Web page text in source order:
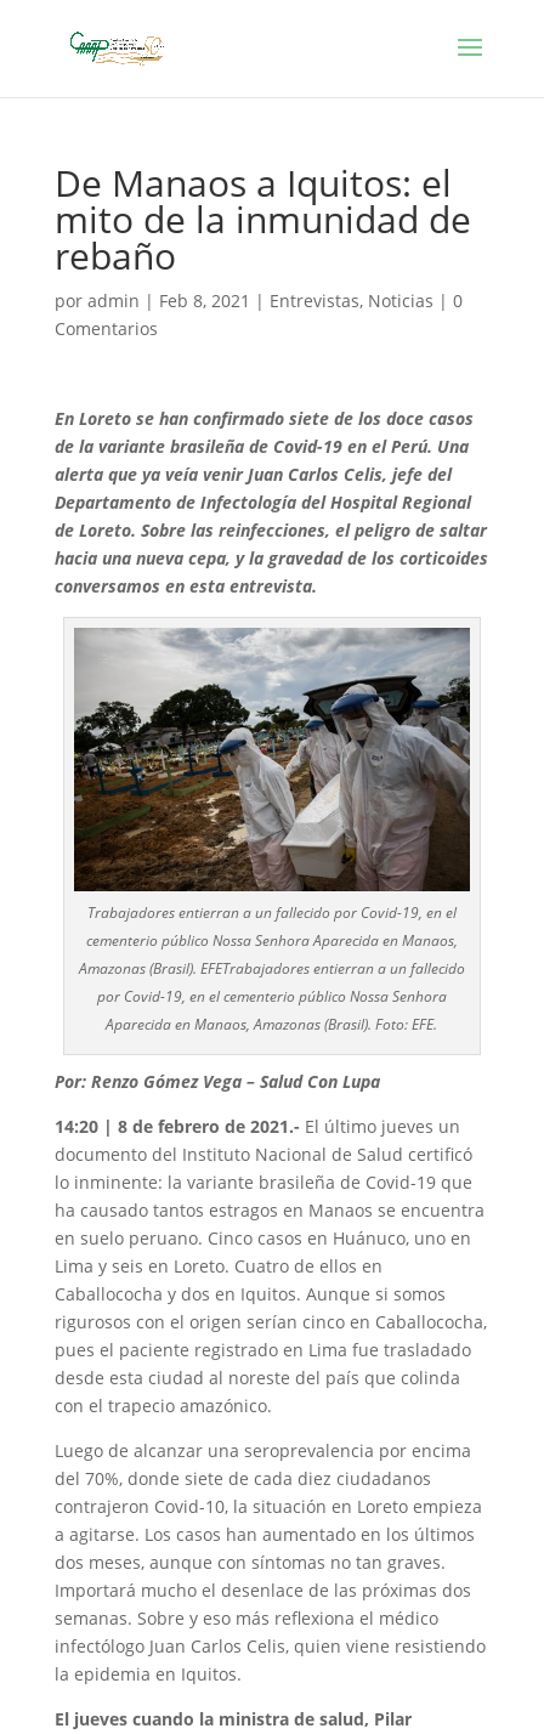
De Manaos a Iquitos: el
mito de la inmunidad de
rebaño
por admin | Feb 8, 2021 | Entrevistas, Noticias | 0
Comentarios
En Loreto se han confirmado siete de los doce casos
de la variante brasileña de Covid-19 en el Perú. Una
alerta que ya veía venir Juan Carlos Celis, jefe del
Departamento de Infectología del Hospital Regional
de Loreto. Sobre las reinfecciones, el peligro de saltar
hacia una nueva cepa, y la gravedad de los corticoides
conversamos en esta entrevista.
Trabajadores entierran a un fallecido por Covid-19, en el
cementerio público Nossa Senhora Aparecida en Manaos,
Amazonas (Brasil). EFETrabajadores entierran a un fallecido
por Covid-19, en el cementerio público Nossa Senhora
Aparecida en Manaos, Amazonas (Brasil). Foto: EFE.
Por: Renzo Gómez Vega – Salud Con Lupa
14:20 | 8 de febrero de 2021.- El último jueves un
documento del Instituto Nacional de Salud certificó
lo inminente: la variante brasileña de Covid-19 que
ha causado tantos estragos en Manaos se encuentra
en suelo peruano. Cinco casos en Huánuco, uno en
Lima y seis en Loreto. Cuatro de ellos en
Caballococha y dos en Iquitos. Aunque si somos
rigurosos con el origen serían cinco en Caballococha,
pues el paciente registrado en Lima fue trasladado
desde esta ciudad al noreste del país que colinda
con el trapecio amazónico.
Luego de alcanzar una seroprevalencia por encima
del 70%, donde siete de cada diez ciudadanos
contrajeron Covid-10, la situación en Loreto empieza
a agitarse. Los casos han aumentado en los últimos
dos meses, aunque con síntomas no tan graves.
Importará mucho el desenlace de las próximas dos
semanas. Sobre y eso más reflexiona el médico
infectólogo Juan Carlos Celis, quien viene resistiendo
la epidemia en Iquitos.
El jueves cuando la ministra de salud, Pilar